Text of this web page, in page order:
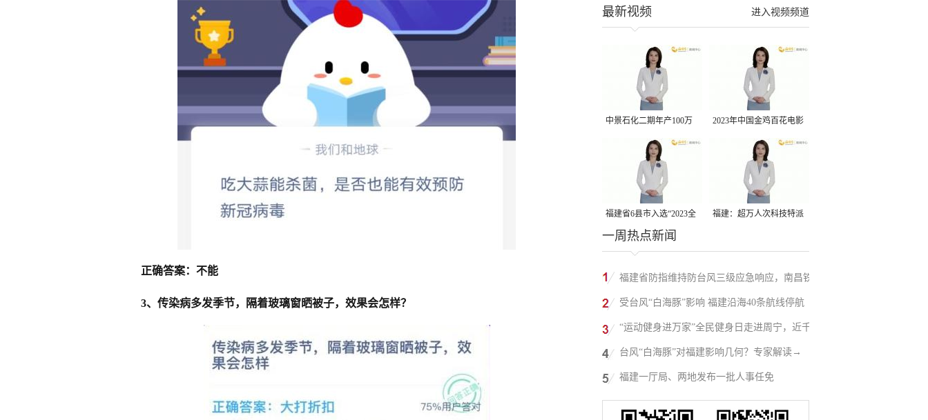
正确答案：不能
3、传染病多发季节，隔着玻璃窗晒被子，效果会怎样？
题活动在龙岩长汀启动 阶段活动在福州举行
进入视频频道
最新视频
中景石化二期年产100万
吨丙烷脱氢项目建成中交
2023年中国金鸡百花电影
节有福电影巡展31日启动
福建省6县市入选“2023全
国县域发展潜力百强县”
福建：超万人次科技特派
一周热点新闻
福建省防指维持防台风三级应急响应，南昌铁
路停运部分旅客列车→
受台风“白海豚”影响 福建沿海40条航线停航
“运动健身进万家”全民健身日走进周宁，近千
人徒步云端
台风“白海豚”对福建影响几何？专家解读→
福建一厅局、两地发布一批人事任免